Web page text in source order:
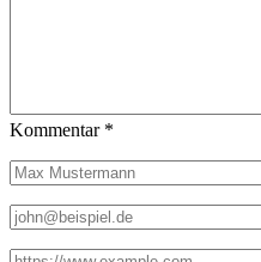
Kommentar *